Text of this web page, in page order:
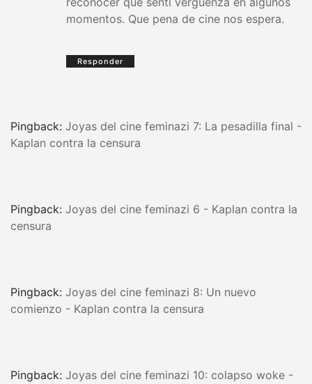
momentos. Que pena de cine nos espera.
Responder
Pingback: Joyas del cine feminazi 7: La pesadilla final -
Kaplan contra la censura
Pingback: Joyas del cine feminazi 6 - Kaplan contra la
censura
Pingback: Joyas del cine feminazi 8: Un nuevo
comienzo - Kaplan contra la censura
Pingback: Joyas del cine feminazi 10: colapso woke -